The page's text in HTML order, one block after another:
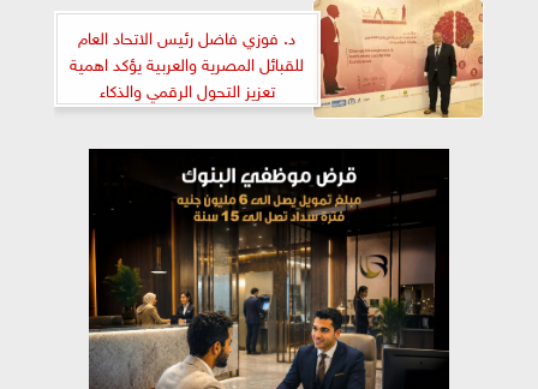
د. فوزي فاضل رئيس الاتحاد العام
للقبائل المصرية والعربية يؤكد اهمية
تعزيز التحول الرقمي والذكاء
الاصطناعي بشكل فاعل في جميع
المجالات الحياتية